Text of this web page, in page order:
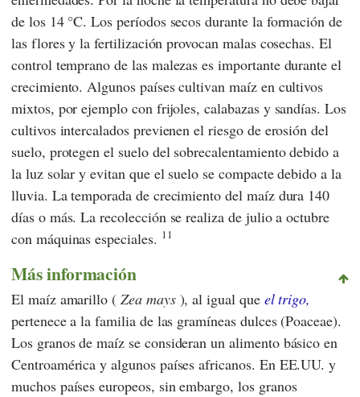
de los 14 °C. Los períodos secos durante la formación de
las flores y la fertilización provocan malas cosechas. El
control temprano de las malezas es importante durante el
crecimiento. Algunos países cultivan maíz en cultivos
mixtos, por ejemplo con frijoles, calabazas y sandías. Los
cultivos intercalados previenen el riesgo de erosión del
suelo, protegen el suelo del sobrecalentamiento debido a
la luz solar y evitan que el suelo se compacte debido a la
lluvia. La temporada de crecimiento del maíz dura 140
días o más. La recolección se realiza de julio a octubre
con máquinas especiales. 11
Más información
El maíz amarillo ( Zea mays), al igual que el trigo,
pertenece a la familia de las gramíneas dulces (Poaceae).
Los granos de maíz se consideran un alimento básico en
Centroamérica y algunos países africanos. En EE.UU. y
muchos países europeos, sin embargo, los granos